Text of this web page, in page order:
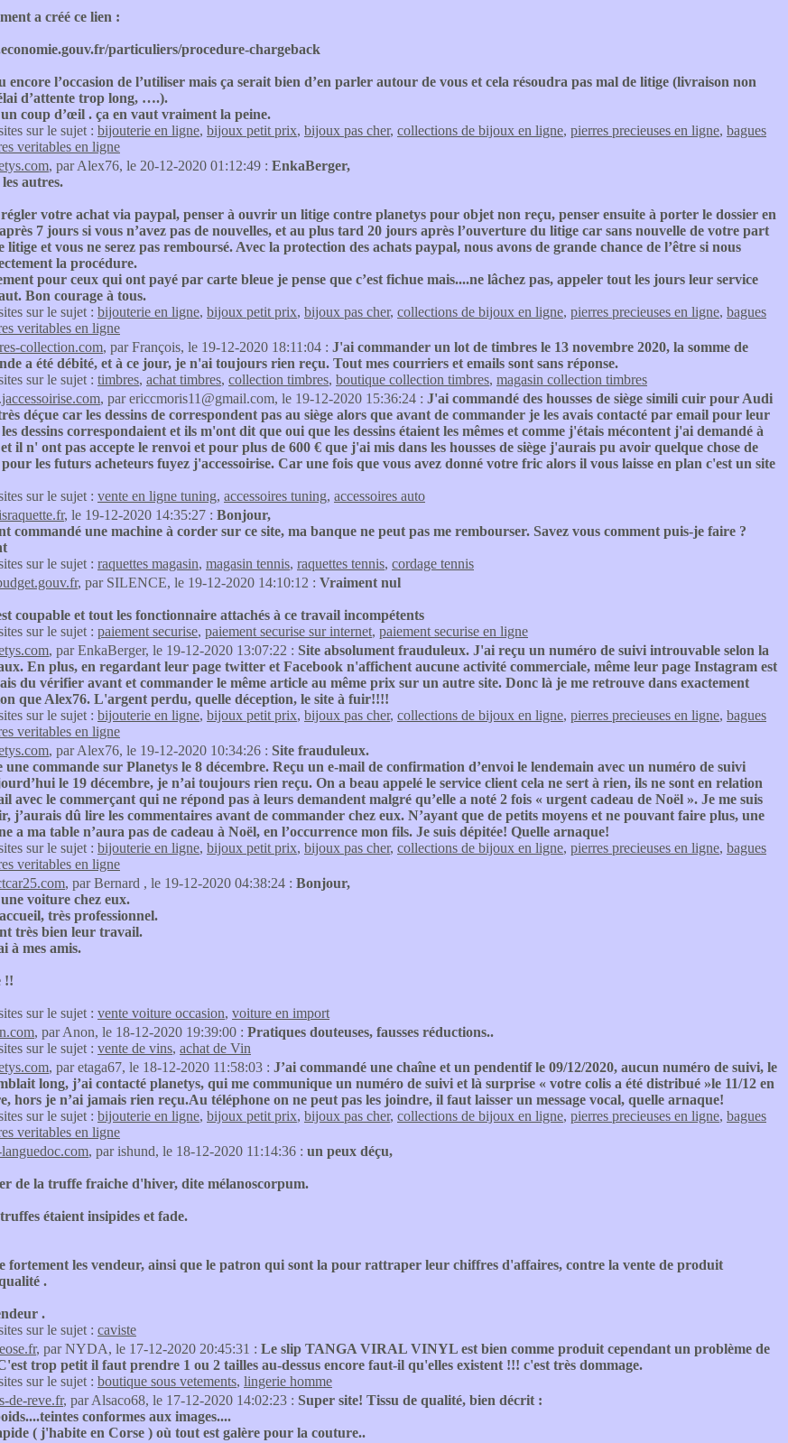
a créé ce lien :
particuliers/procedure-chargeback
encore l’occasion de l’utiliser mais ça serait bien d’en parler autour de vous et cela résoudra pas mal de litige (livraison non
d’attente trop long, ….).
coup d’œil . ça en vaut vraiment la peine.
sur le sujet : bijouterie en ligne, bijoux petit prix, bijoux pas cher, collections de bijoux en ligne, pierres precieuses en ligne, bagues
veritables en ligne
, par Alex76, le 20-12-2020 01:12:49 : EnkaBerger,
autres.
régler votre achat via paypal, penser à ouvrir un litige contre planetys pour objet non reçu, penser ensuite à porter le dossier en
7 jours si vous n’avez pas de nouvelles, et au plus tard 20 jours après l’ouverture du litige car sans nouvelle de votre part
litige et vous ne serez pas remboursé. Avec la protection des achats paypal, nous avons de grande chance de l’être si nous
la procédure.
pour ceux qui ont payé par carte bleue je pense que c’est fichue mais....ne lâchez pas, appeler tout les jours leur service
Bon courage à tous.
sur le sujet : bijouterie en ligne, bijoux petit prix, bijoux pas cher, collections de bijoux en ligne, pierres precieuses en ligne, bagues
veritables en ligne
collection.com, par François, le 19-12-2020 18:11:04 : J'ai commander un lot de timbres le 13 novembre 2020, la somme de
a été débité, et à ce jour, je n'ai toujours rien reçu. Tout mes courriers et emails sont sans réponse.
sur le sujet : timbres, achat timbres, collection timbres, boutique collection timbres, magasin collection timbres
, par ericcmoris11@gmail.com, le 19-12-2020 15:36:24 : J'ai commandé des housses de siège simili cuir pour Audi
déçue car les dessins de correspondent pas au siège alors que avant de commander je les avais contacté par email pour leur
dessins correspondaient et ils m'ont dit que oui que les dessins étaient les mêmes et comme j'étais mécontent j'ai demandé à
il n' ont pas accepte le renvoi et pour plus de 600 € que j'ai mis dans les housses de siège j'aurais pu avoir quelque chose de
les futurs acheteurs fuyez j'accessoirise. Car une fois que vous avez donné votre fric alors il vous laisse en plan c'est un site
sur le sujet : vente en ligne tuning, accessoires tuning, accessoires auto
, le 19-12-2020 14:35:27 : Bonjour,
commandé une machine à corder sur ce site, ma banque ne peut pas me rembourser. Savez vous comment puis-je faire ?
sur le sujet : raquettes magasin, magasin tennis, raquettes tennis, cordage tennis
, par SILENCE, le 19-12-2020 14:10:12 : Vraiment nul
coupable et tout les fonctionnaire attachés à ce travail incompétents
sur le sujet : paiement securise, paiement securise sur internet, paiement securise en ligne
, par EnkaBerger, le 19-12-2020 13:07:22 : Site absolument frauduleux. J'ai reçu un numéro de suivi introuvable selon la
En plus, en regardant leur page twitter et Facebook n'affichent aucune activité commerciale, même leur page Instagram est
du vérifier avant et commander le même article au même prix sur un autre site. Donc là je me retrouve dans exactement
que Alex76. L'argent perdu, quelle déception, le site à fuir!!!!
sur le sujet : bijouterie en ligne, bijoux petit prix, bijoux pas cher, collections de bijoux en ligne, pierres precieuses en ligne, bagues
veritables en ligne
, par Alex76, le 19-12-2020 10:34:26 : Site frauduleux.
une commande sur Planetys le 8 décembre. Reçu un e-mail de confirmation d’envoi le lendemain avec un numéro de suivi
le 19 décembre, je n’ai toujours rien reçu. On a beau appelé le service client cela ne sert à rien, ils ne sont en relation
avec le commerçant qui ne répond pas à leurs demandent malgré qu’elle a noté 2 fois « urgent cadeau de Noël ». Je me suis
j’aurais dû lire les commentaires avant de commander chez eux. N’ayant que de petits moyens et ne pouvant faire plus, une
a ma table n’aura pas de cadeau à Noël, en l’occurrence mon fils. Je suis dépitée! Quelle arnaque!
sur le sujet : bijouterie en ligne, bijoux petit prix, bijoux pas cher, collections de bijoux en ligne, pierres precieuses en ligne, bagues
veritables en ligne
, par Bernard , le 19-12-2020 04:38:24 : Bonjour,
voiture chez eux.
très professionnel.
très bien leur travail.
à mes amis.
!!
sur le sujet : vente voiture occasion, voiture en import
, par Anon, le 18-12-2020 19:39:00 : Pratiques douteuses, fausses réductions..
sur le sujet : vente de vins, achat de Vin
, par etaga67, le 18-12-2020 11:58:03 : J’ai commandé une chaîne et un pendentif le 09/12/2020, aucun numéro de suivi, le
long, j’ai contacté planetys, qui me communique un numéro de suivi et là surprise « votre colis a été distribué »le 11/12 en
hors je n’ai jamais rien reçu.Au téléphone on ne peut pas les joindre, il faut laisser un message vocal, quelle arnaque!
sur le sujet : bijouterie en ligne, bijoux petit prix, bijoux pas cher, collections de bijoux en ligne, pierres precieuses en ligne, bagues
veritables en ligne
, par ishund, le 18-12-2020 11:14:36 : un peux déçu,
de la truffe fraiche d'hiver, dite mélanoscorpum.
étaient insipides et fade.
fortement les vendeur, ainsi que le patron qui sont la pour rattraper leur chiffres d'affaires, contre la vente de produit
.
.
sur le sujet : caviste
, par NYDA, le 17-12-2020 20:45:31 : Le slip TANGA VIRAL VINYL est bien comme produit cependant un problème de
trop petit il faut prendre 1 ou 2 tailles au-dessus encore faut-il qu'elles existent !!! c'est très dommage.
sur le sujet : boutique sous vetements, lingerie homme
de-reve.fr, par Alsaco68, le 17-12-2020 14:02:23 : Super site! Tissu de qualité, bien décrit :
conformes aux images....
( j'habite en Corse ) où tout est galère pour la couture..